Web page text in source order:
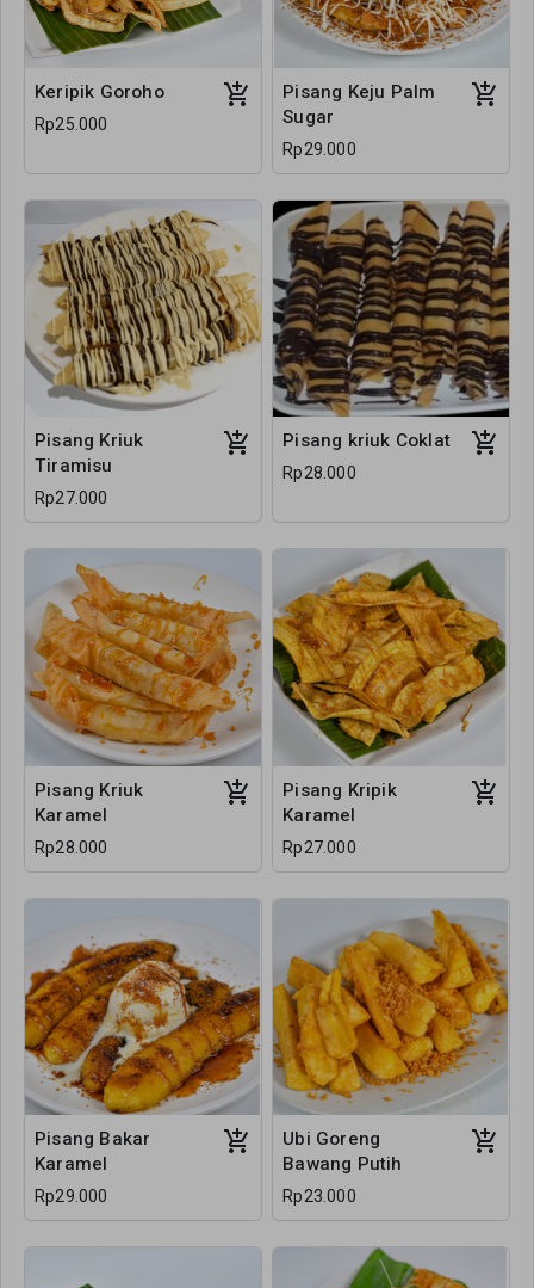
Keripik Goroho
Rp25.000
Pisang Keju Palm
Sugar
Rp29.000
Pisang Kriuk
Tiramisu
Rp27.000
Pisang kriuk Coklat
Rp28.000
Pisang Kriuk
Karamel
Rp28.000
Pisang Kripik
Karamel
Rp27.000
Pisang Bakar
Karamel
Rp29.000
Ubi Goreng
Bawang Putih
Rp23.000